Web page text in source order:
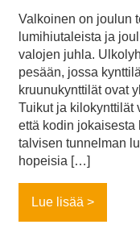
Valkoinen on joulun
lumihiutaleista ja
valojen juhla.
pesään, jossa
kruunukynttilät ovat
Tuikut ja kilokynttilät
että kodin jokaisesta
talvisen tunnelman
hopeisia […]
Lue lisää